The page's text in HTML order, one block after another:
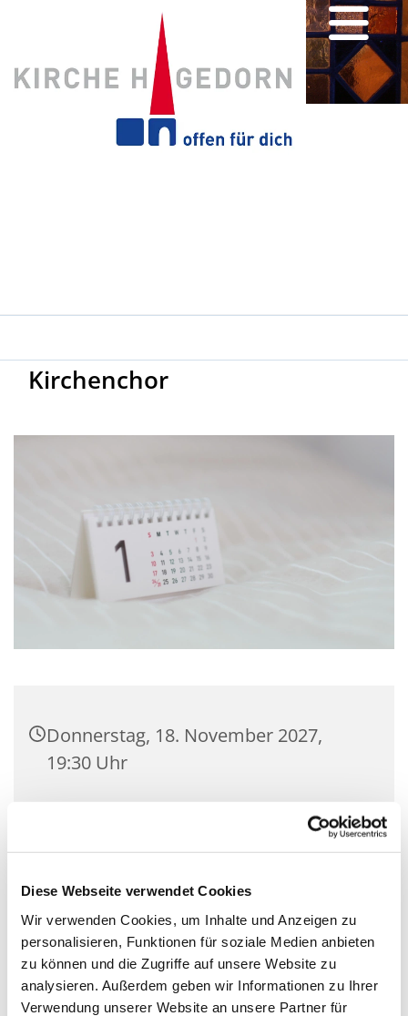
Diese Webseite verwendet Cookies
Wir verwenden Cookies, um Inhalte und Anzeigen zu
personalisieren, Funktionen für soziale Medien anbieten
zu können und die Zugriffe auf unsere Website zu
analysieren. Außerdem geben wir Informationen zu Ihrer
Verwendung unserer Website an unsere Partner für
Kirchenchor
Donnerstag, 18. November 2027,
19:30 Uhr
Alexander Grötzner